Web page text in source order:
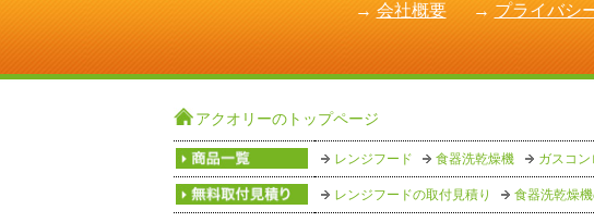
→ プライバシ
→ 会社概要
アクオリーのトップページ
レンジフード 食器洗乾燥機 ガスコン
レンジフードの取付見積り 食器洗乾燥